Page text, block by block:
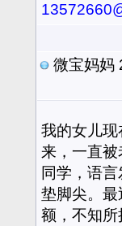
微宝妈妈
我的女儿
来，一直
同学，语
垫脚尖。
额，不知